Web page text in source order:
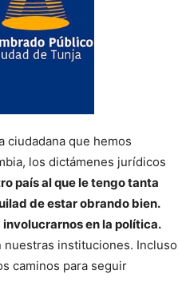
ciudadana que hemos
los dictámenes jurídicos
país al que le tengo tanta
de estar obrando bien.
en la política.
nuestras instituciones. Incluso
caminos para seguir